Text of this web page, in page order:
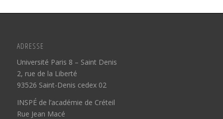
ADRESSE
Université Paris 8 – Saint Denis
2, rue de la Liberté
93526 Saint-Denis cedex 02
INSPÉ de l’académie de Créteil
Rue Jean Macé